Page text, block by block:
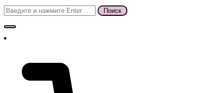
Поиск
для: